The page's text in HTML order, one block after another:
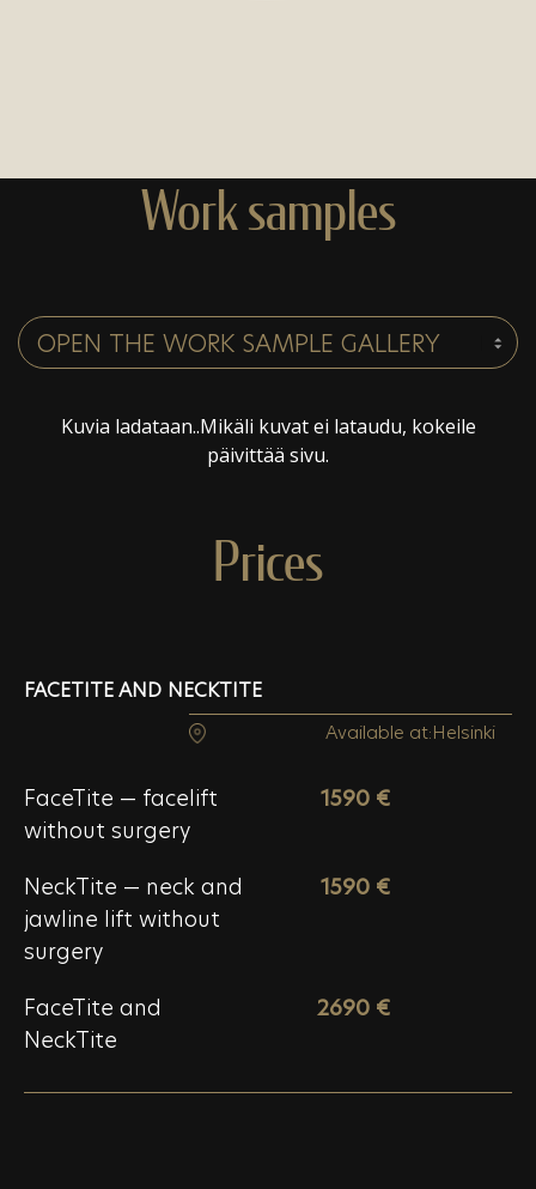
Work samples
Kuvia ladataan..Mikäli kuvat ei lataudu, kokeile
päivittää sivu.
Prices
FACETITE AND NECKTITE
Available at:Helsinki
FaceTite — facelift
without surgery
1590 €
NeckTite — neck and
jawline lift without
surgery
1590 €
FaceTite and
NeckTite
2690 €